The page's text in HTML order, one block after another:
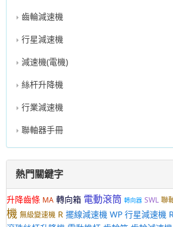
齒輪減速機
行星減速機
減速機(電機)
絲杆升降機
行業減速機
聯軸器手冊
熱門關鍵字
升降齒條 MA 轉向箱 電動滾筒 轉向器 SWL 聯
機 無級變速機 R 擺線減速機 WP 行星減速機